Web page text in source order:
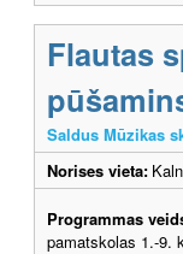
Flautas
Saldus Mūzikas
Norises vieta:
Programmas
pamatskolas 1.-9.